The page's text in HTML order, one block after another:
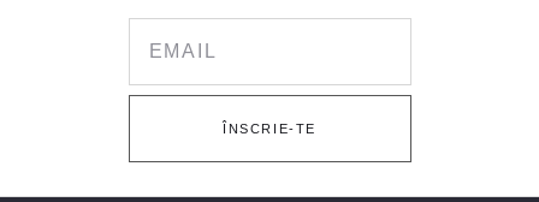
ÎNSCRIE-TE